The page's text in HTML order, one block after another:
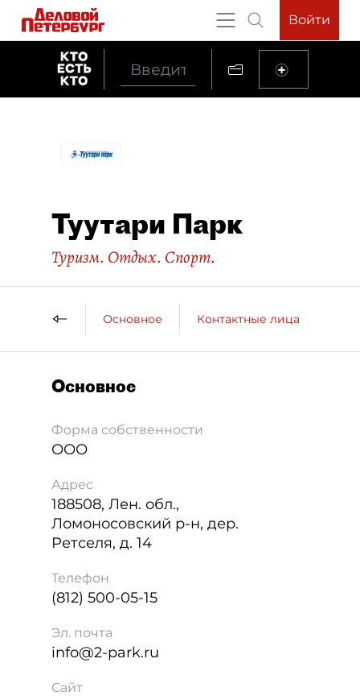
Войти
Туутари Парк
Туризм. Отдых. Спорт.
Основное Контактные лица
Основное
Форма собственности
ООО
Адрес
188508, Лен. обл.,
Ломоносовский р-н, дер.
Ретселя, д. 14
Телефон
(812) 500-05-15
Эл. почта
info@2-park.ru
Сайт